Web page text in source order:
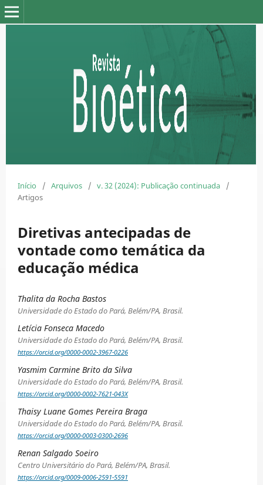
Início / Arquivos / v. 32 (2024): Publicação continuada
/
Artigos
Diretivas antecipadas de
vontade como temática da
educação médica
Thalita da Rocha Bastos
Universidade do Estado do Pará, Belém/PA, Brasil.
Letícia Fonseca Macedo
Universidade do Estado do Pará, Belém/PA, Brasil.
https://orcid.org/0000-0002-3967-0226
Yasmim Carmine Brito da Silva
Universidade do Estado do Pará, Belém/PA, Brasil.
https://orcid.org/0000-0002-7621-043X
Thaisy Luane Gomes Pereira Braga
Universidade do Estado do Pará, Belém/PA, Brasil.
https://orcid.org/0000-0003-0300-2696
Renan Salgado Soeiro
Centro Universitário do Pará, Belém/PA, Brasil.
https://orcid.org/0009-0006-2591-5591